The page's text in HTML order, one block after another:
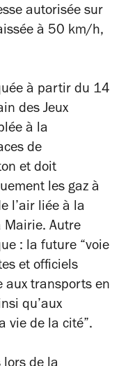
autorisée sur
à 50 km/h,
à partir du 14
des Jeux
à la
de
et doit
les gaz à
l’air liée à la
Mairie. Autre
: la future “voie
et officiels
aux transports en
qu’aux
vie de la cité” .